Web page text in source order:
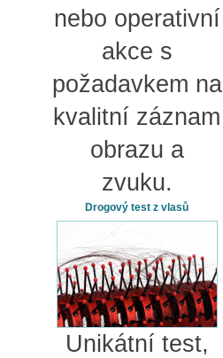
nebo operativní
akce s
požadavkem na
kvalitní záznam
obrazu a
zvuku.
Drogový test z vlasů
Unikátní test,